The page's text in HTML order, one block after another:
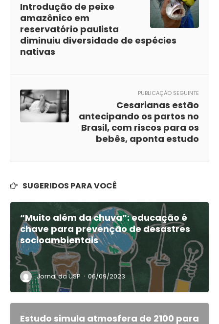
Introdução de peixe
amazônico em
reservatório paulista
diminuiu diversidade de espécies
nativas
PUBLICAÇÃO SEGUINTE
Cesarianas estão
antecipando os partos no
Brasil, com riscos para os
bebês, aponta estudo
SUGERIDOS PARA VOCÊ
“Muito além da chuva”: educação é
chave para prevenção de desastres
socioambientais
Jornal da USP · 06/09/2023
Estudo simula atmosfera de 2100 para